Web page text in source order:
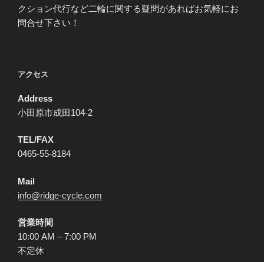
クション代行など二輪に関する疑問があればお気軽にお
問合せ下さい！
アクセス
Address
小田原市成田104-2
TEL/FAX
0465-55-8184
Mail
info@ridge-cycle.com
営業時間
10:00 AM – 7:00 PM
不定休